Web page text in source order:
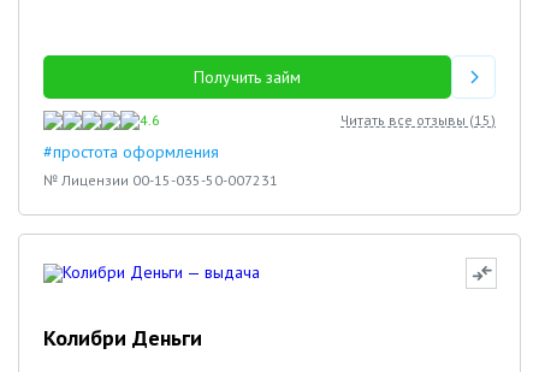
Получить займ
4.6 Читать все отзывы (15)
#простота оформления
№ Лицензии 00-15-035-50-007231
Колибри Деньги